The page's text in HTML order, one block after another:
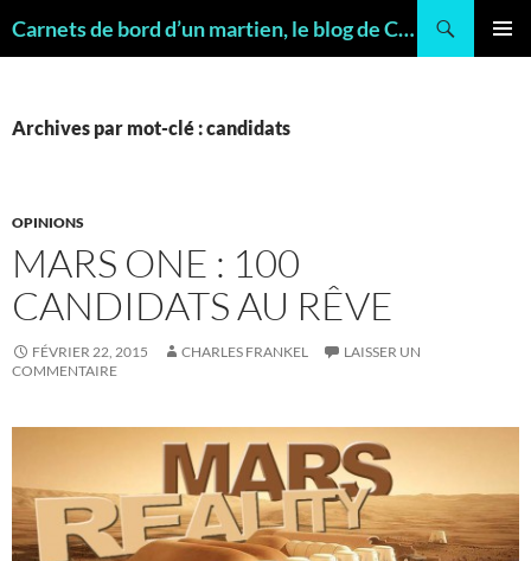
Carnets de bord d’un martien, le blog de Charles FRANKEL, géologue
Archives par mot-clé : candidats
OPINIONS
MARS ONE : 100
CANDIDATS AU RÊVE
FÉVRIER 22, 2015 CHARLES FRANKEL
LAISSER UN
COMMENTAIRE